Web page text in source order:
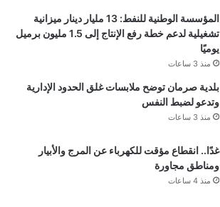
المؤسسة الوطنية للنفط: 13 مليار دينار ميزانية
تشغيلية لدعم خطة رفع الإنتاج إلى 1.5 مليون برميل
يوميًا
منذ 3 ساعات
بلدية صرمان توضح ملابسات غلق الحدود الإدارية
وتدعو لضبط النفس
منذ 3 ساعات
غدًا.. انقطاع مؤقت للكهرباء عن المرج والأبيار
ومناطق مجاورة
منذ 4 ساعات